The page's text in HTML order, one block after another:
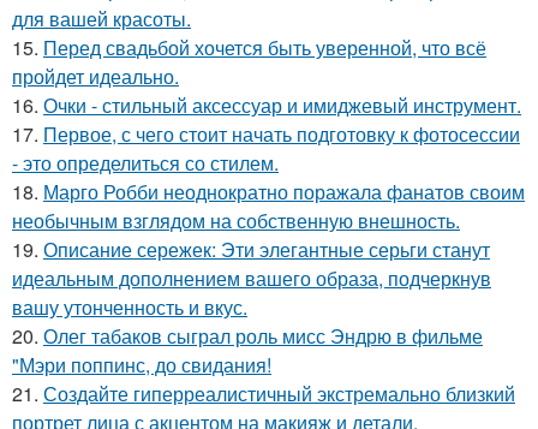
для вашей красоты.
15. Перед свадьбой хочется быть уверенной, что всё
пройдет идеально.
16. Очки - стильный аксессуар и имиджевый инструмент.
17. Первое, с чего стоит начать подготовку к фотосессии
- это определиться со стилем.
18. Марго Робби неоднократно поражала фанатов своим
необычным взглядом на собственную внешность.
19. Описание сережек: Эти элегантные серьги станут
идеальным дополнением вашего образа, подчеркнув
вашу утонченность и вкус.
20. Олег табаков сыграл роль мисс Эндрю в фильме
"Мэри поппинс, до свидания!
21. Создайте гиперреалистичный экстремально близкий
портрет лица с акцентом на макияж и детали.